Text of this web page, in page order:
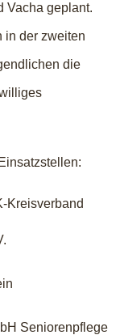
Vacha geplant.
in der zweiten
die
Kreisverband
Seniorenpflege